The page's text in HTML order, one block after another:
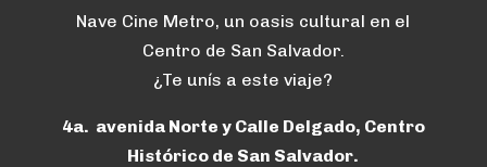
Nave Cine Metro, un oasis cultural en el
Centro de San Salvador.
¿Te unís a este viaje?
4a. avenida Norte y Calle Delgado, Centro
Histórico de San Salvador.